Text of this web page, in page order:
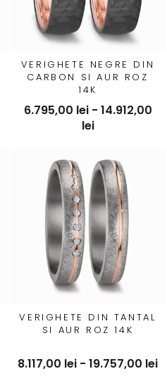
VERIGHETE NEGRE DIN
CARBON SI AUR ROZ
14K
6.795,00 lei - 14.912,00
lei
VERIGHETE DIN TANTAL
SI AUR ROZ 14K
8.117,00 lei - 19.757,00 lei